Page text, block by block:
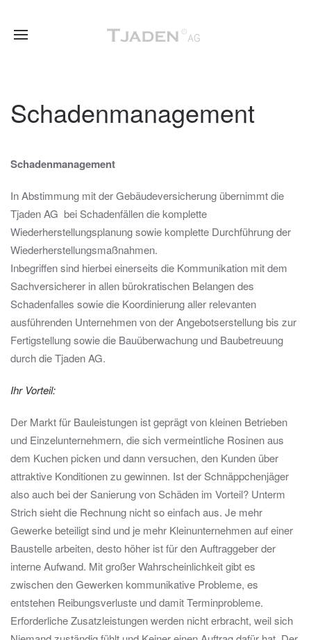
Schadenmanagement
Schadenmanagement
In Abstimmung mit der Gebäudeversicherung übernimmt die
Tjaden AG bei Schadenfällen die komplette
Wiederherstellungsplanung sowie komplette Durchführung der
Wiederherstellungsmaßnahmen.
Inbegriffen sind hierbei einerseits die Kommunikation mit dem
Sachversicherer in allen bürokratischen Belangen des
Schadenfalles sowie die Koordinierung aller relevanten
ausführenden Unternehmen von der Angebotserstellung bis zur
Fertigstellung sowie die Bauüberwachung und Baubetreuung
durch die Tjaden AG.
Ihr Vorteil:
Der Markt für Bauleistungen ist geprägt von kleinen Betrieben
und Einzelunternehmern, die sich vermeintliche Rosinen aus
dem Kuchen picken und dann versuchen, den Kunden über
attraktive Konditionen zu gewinnen. Ist der Schnäppchenjäger
also auch bei der Sanierung von Schäden im Vorteil? Unterm
Strich sieht die Rechnung nicht so einfach aus. Je mehr
Gewerke beteiligt sind und je mehr Kleinunternehmen auf einer
Baustelle arbeiten, desto höher ist für den Auftraggeber der
interne Aufwand. Mit großer Wahrscheinlichkeit gibt es
zwischen den Gewerken kommunikative Probleme, es
entstehen Reibungsverluste und damit Terminprobleme.
Erforderliche Zusatzleistungen werden nicht erbracht, weil sich